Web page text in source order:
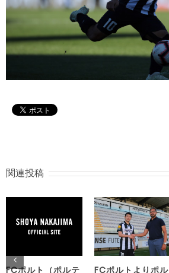
関連投稿
FCポルト（ポルテ
FCポルトよりポル